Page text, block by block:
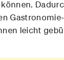
leicht